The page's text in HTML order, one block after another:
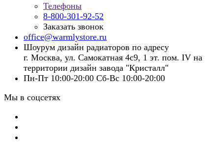
Телефоны
8-800-301-92-52
Заказать звонок
office@warmlystore.ru
Шоурум дизайн радиаторов по адресу
г. Москва, ул. Самокатная 4с9, 1 эт. пом. IV на
территории дизайн завода "Кристалл"
Пн-Пт 10:00-20:00 Сб-Вс 10:00-20:00
Мы в соцсетях